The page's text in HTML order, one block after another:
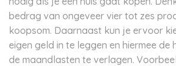
bedrag van ongeveer vier tot zes
koopsom. Daarnaast kun je ervoor
eigen geld in te leggen en hiermee de
de maandlasten te verlagen.